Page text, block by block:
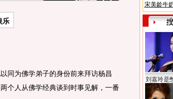
乐
为佛学弟子的身份前来拜访杨昌
个人从佛学经典谈到时事见解，一番
宋美龄牛
刘嘉玲是